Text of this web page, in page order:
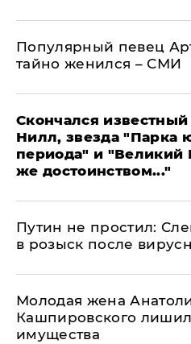
Популярный певец
тайно женился – СМИ
Скончался
Нилл, звезда "Парка
периода" и "Великий
же достоинством..."
Путин не простил:
в розыск после
Молодая жена
Кашпировского
имущества